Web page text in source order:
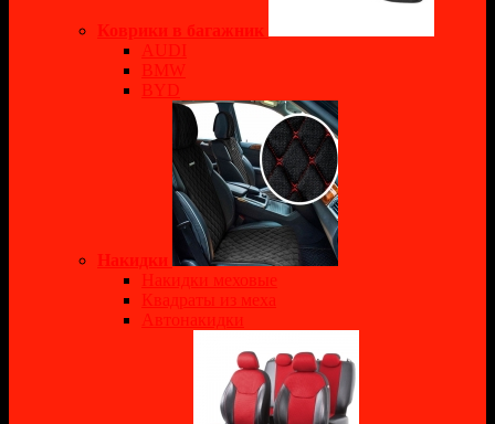
Коврики в багажник
AUDI
BMW
BYD
Накидки
Накидки меховые
Квадраты из меха
Автонакидки